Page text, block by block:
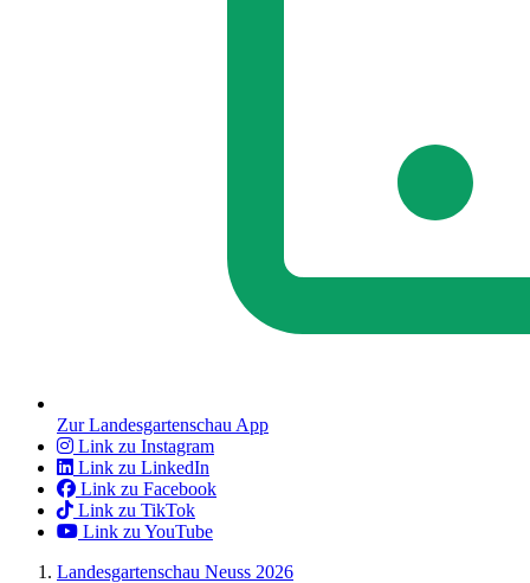
Zur Landesgartenschau App
Link zu Instagram
Link zu LinkedIn
Link zu Facebook
Link zu TikTok
Link zu YouTube
Landesgartenschau Neuss 2026